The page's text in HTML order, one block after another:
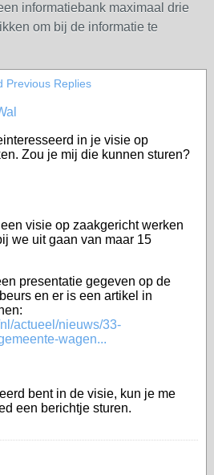
informatiebank maximaal drie
om bij de informatie te
Previous Replies
in je visie op
Zou je mij die kunnen sturen?
visie op zaakgericht werken
we uit gaan van maar 15
presentatie gegeven op de
en er is een artikel in
actueel/nieuws/33-
wagen...
bent in de visie, kun je me
een berichtje sturen.